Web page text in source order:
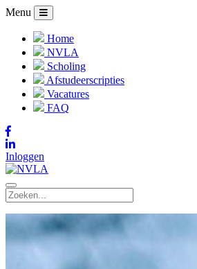
Menu
Home
NVLA
Scholing
Afstudeerscripties
Vacatures
FAQ
Inloggen